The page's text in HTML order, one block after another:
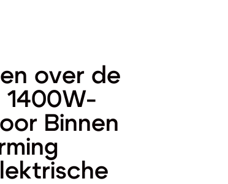
over de
1400W-
Binnen